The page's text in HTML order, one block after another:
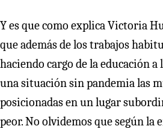
Y es que como explica Victoria
que además de los trabajos
haciendo cargo de la educación a
una situación sin pandemia las
posicionadas en un lugar
peor. No olvidemos que según la